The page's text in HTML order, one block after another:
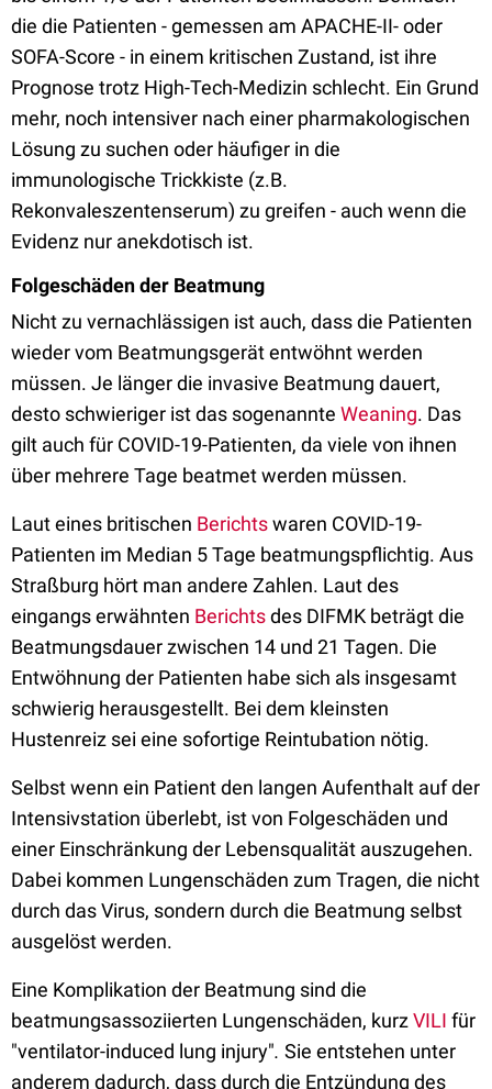
die die Patienten - gemessen am APACHE-II- oder
SOFA-Score - in einem kritischen Zustand, ist ihre
Prognose trotz High-Tech-Medizin schlecht. Ein Grund
mehr, noch intensiver nach einer pharmakologischen
Lösung zu suchen oder häufiger in die
immunologische Trickkiste (z.B.
Rekonvaleszentenserum) zu greifen - auch wenn die
Evidenz nur anekdotisch ist.
Folgeschäden der Beatmung
Nicht zu vernachlässigen ist auch, dass die Patienten
wieder vom Beatmungsgerät entwöhnt werden
müssen. Je länger die invasive Beatmung dauert,
desto schwieriger ist das sogenannte Weaning. Das
gilt auch für COVID-19-Patienten, da viele von ihnen
über mehrere Tage beatmet werden müssen.
Laut eines britischen Berichtswaren COVID-19-
Patienten im Median 5 Tage beatmungspflichtig. Aus
Straßburg hört man andere Zahlen. Laut des
eingangs erwähnten Berichtsdes DIFMK beträgt die
Beatmungsdauer zwischen 14 und 21 Tagen. Die
Entwöhnung der Patienten habe sich als insgesamt
schwierig herausgestellt. Bei dem kleinsten
Hustenreiz sei eine sofortige Reintubation nötig.
Selbst wenn ein Patient den langen Aufenthalt auf der
Intensivstation überlebt, ist von Folgeschäden und
einer Einschränkung der Lebensqualität auszugehen.
Dabei kommen Lungenschäden zum Tragen, die nicht
durch das Virus, sondern durch die Beatmung selbst
ausgelöst werden.
Eine Komplikation der Beatmung sind die
beatmungsassoziierten Lungenschäden, kurzVILI für
"ventilator-induced lung injury". Sie entstehen unter
anderem dadurch, dass durch die Entzündung des